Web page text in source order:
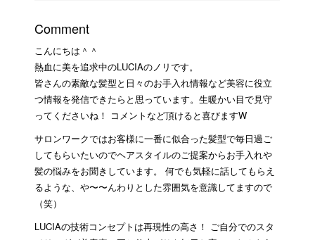
Comment
こんにちは＾＾
熱血に美を追求中のLUCIAのノリです。
皆さんの素敵な髪型と日々のお手入れ情報など美容に役立
つ情報を発信できたらと思っています。生暖かい目で見守
ってくださいね！ コメントなど頂けると喜びますW
サロンワークではお客様に一番に似合った髪型で毎日過ご
してもらいたいのでヘアスタイルのご提案からお手入れや
髪の悩みをお聞きしています。 何でも気軽に話してもらえ
るような、や〜〜んわりとした雰囲気を意識してますので
（笑）
LUCIAの技術コンセプトは再現性の高さ！ ご自分でのスタ